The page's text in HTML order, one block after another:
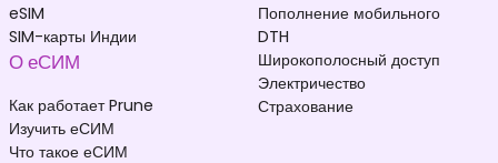
eSIM
SIM-карты Индии
О еСИМ
Как работает Prune
Изучить еСИМ
Что такое еСИМ
Пополнение мобильного
DTH
Широкополосный доступ
Электричество
Страхование